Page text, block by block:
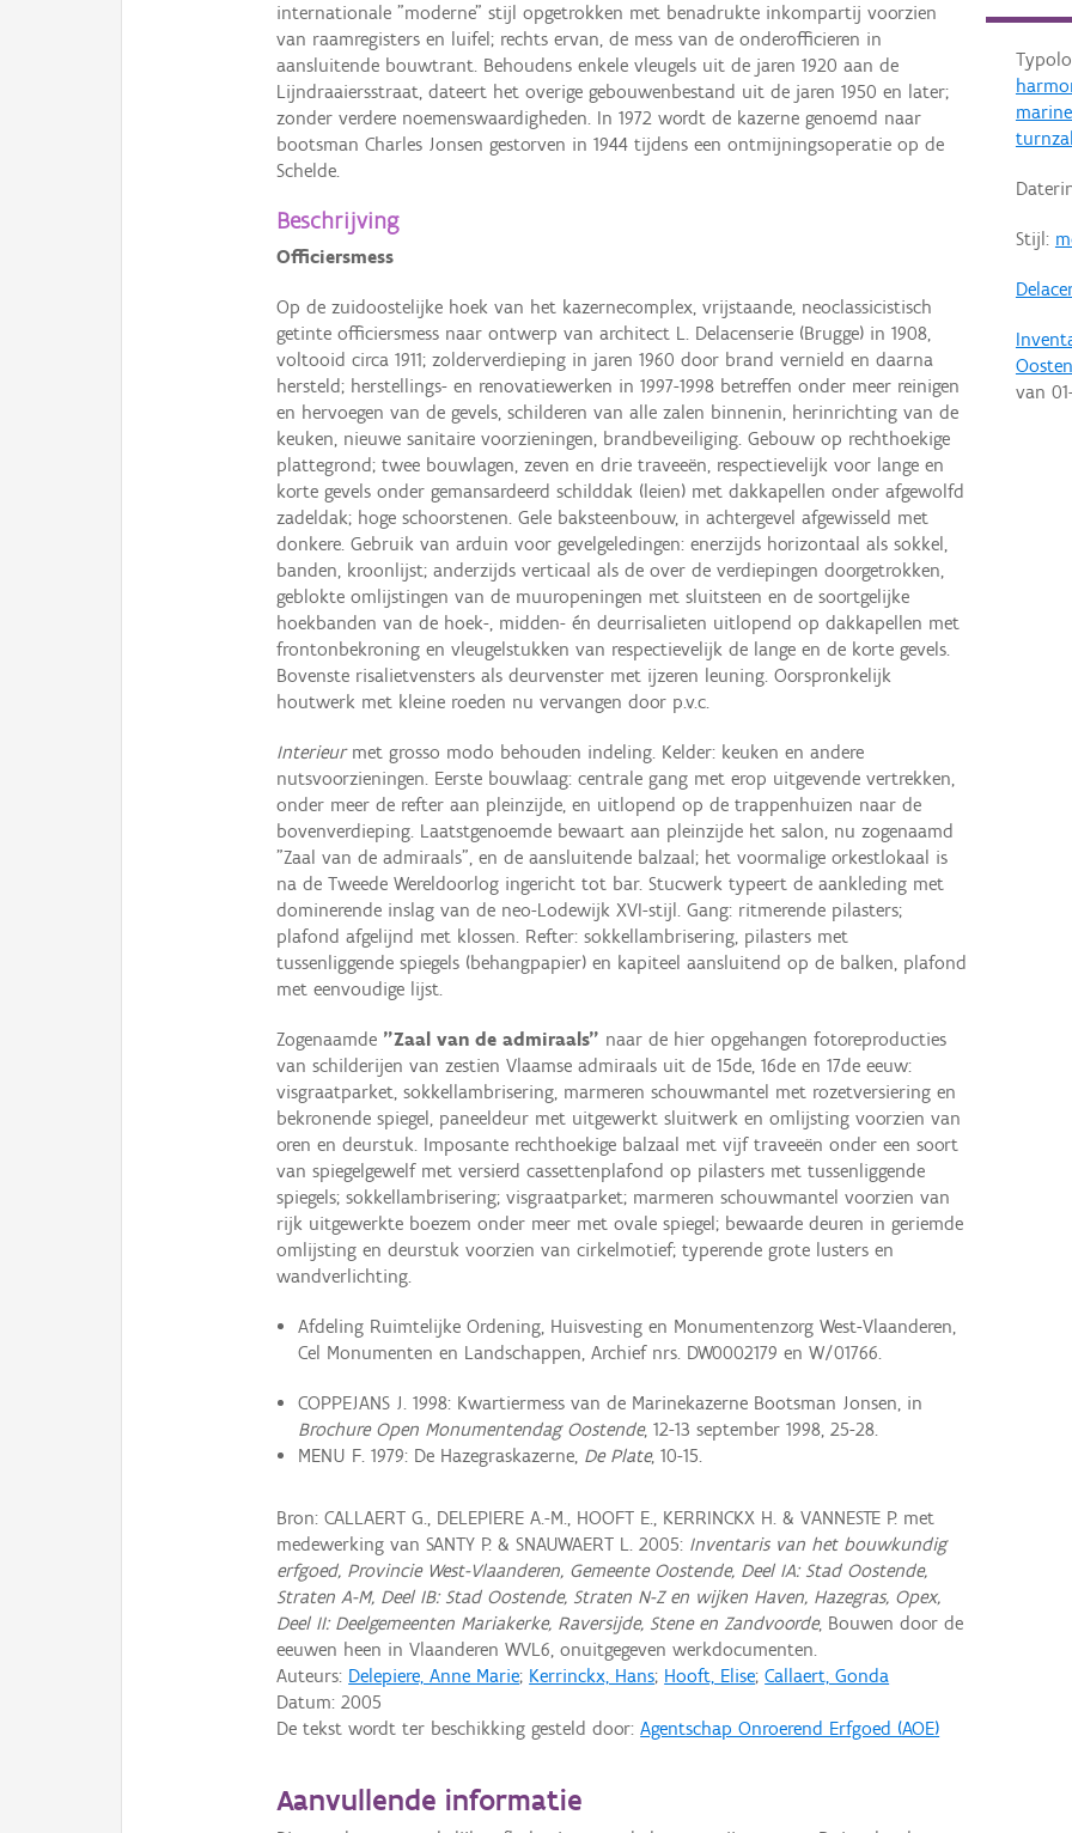
Stijl:
van
internationale "moderne" stijl opgetrokken met benadrukte inkompartij voorzien
van raamregisters en luifel; rechts ervan, de mess van de onderofficieren in
aansluitende bouwtrant. Behoudens enkele vleugels uit de jaren 1920 aan de
Lijndraaiersstraat, dateert het overige gebouwenbestand uit de jaren 1950 en later;
zonder verdere noemenswaardigheden. In 1972 wordt de kazerne genoemd naar
bootsman Charles Jonsen gestorven in 1944 tijdens een ontmijningsoperatie op de
Schelde.
Beschrijving
Officiersmess
Op de zuidoostelijke hoek van het kazernecomplex, vrijstaande, neoclassicistisch
getinte officiersmess naar ontwerp van architect L. Delacenserie (Brugge) in 1908,
voltooid circa 1911; zolderverdieping in jaren 1960 door brand vernield en daarna
hersteld; herstellings- en renovatiewerken in 1997-1998 betreffen onder meer reinigen
en hervoegen van de gevels, schilderen van alle zalen binnenin, herinrichting van de
keuken, nieuwe sanitaire voorzieningen, brandbeveiliging. Gebouw op rechthoekige
plattegrond; twee bouwlagen, zeven en drie traveeën, respectievelijk voor lange en
korte gevels onder gemansardeerd schilddak (leien) met dakkapellen onder afgewolfd
zadeldak; hoge schoorstenen. Gele baksteenbouw, in achtergevel afgewisseld met
donkere. Gebruik van arduin voor gevelgeledingen: enerzijds horizontaal als sokkel,
banden, kroonlijst; anderzijds verticaal als de over de verdiepingen doorgetrokken,
geblokte omlijstingen van de muuropeningen met sluitsteen en de soortgelijke
hoekbanden van de hoek-, midden- én deurrisalieten uitlopend op dakkapellen met
frontonbekroning en vleugelstukken van respectievelijk de lange en de korte gevels.
Bovenste risalietvensters als deurvenster met ijzeren leuning. Oorspronkelijk
houtwerk met kleine roeden nu vervangen door p.v.c.
Interieurmet grosso modo behouden indeling. Kelder: keuken en andere
nutsvoorzieningen. Eerste bouwlaag: centrale gang met erop uitgevende vertrekken,
onder meer de refter aan pleinzijde, en uitlopend op de trappenhuizen naar de
bovenverdieping. Laatstgenoemde bewaart aan pleinzijde het salon, nu zogenaamd
"Zaal van de admiraals", en de aansluitende balzaal; het voormalige orkestlokaal is
na de Tweede Wereldoorlog ingericht tot bar. Stucwerk typeert de aankleding met
dominerende inslag van de neo-Lodewijk XVI-stijl. Gang: ritmerende pilasters;
plafond afgelijnd met klossen. Refter: sokkellambrisering, pilasters met
tussenliggende spiegels (behangpapier) en kapiteel aansluitend op de balken, plafond
met eenvoudige lijst.
Zogenaamde "Zaal van de admiraals" naar de hier opgehangen fotoreproducties
van schilderijen van zestien Vlaamse admiraals uit de 15de, 16de en 17de eeuw:
visgraatparket, sokkellambrisering, marmeren schouwmantel met rozetversiering en
bekronende spiegel, paneeldeur met uitgewerkt sluitwerk en omlijsting voorzien van
oren en deurstuk. Imposante rechthoekige balzaal met vijf traveeën onder een soort
van spiegelgewelf met versierd cassettenplafond op pilasters met tussenliggende
spiegels; sokkellambrisering; visgraatparket; marmeren schouwmantel voorzien van
rijk uitgewerkte boezem onder meer met ovale spiegel; bewaarde deuren in geriemde
omlijsting en deurstuk voorzien van cirkelmotief; typerende grote lusters en
wandverlichting.
Afdeling Ruimtelijke Ordening, Huisvesting en Monumentenzorg West-Vlaanderen,
Cel Monumenten en Landschappen, Archief nrs. DW0002179 en W/01766.
COPPEJANS J. 1998: Kwartiermess van de Marinekazerne Bootsman Jonsen, in
Brochure Open Monumentendag Oostende, 12-13 september 1998, 25-28.
MENU F. 1979: De Hazegraskazerne, De Plate, 10-15.
Bron: CALLAERT G., DELEPIERE A.-M., HOOFT E., KERRINCKX H. & VANNESTE P. met
medewerking van SANTY P. & SNAUWAERT L. 2005: Inventaris van het bouwkundig
erfgoed, Provincie West-Vlaanderen, Gemeente Oostende, Deel IA: Stad Oostende,
Straten A-M, Deel IB: Stad Oostende, Straten N-Z en wijken Haven, Hazegras, Opex,
Deel II: Deelgemeenten Mariakerke, Raversijde, Stene en Zandvoorde, Bouwen door de
eeuwen heen in Vlaanderen WVL6, onuitgegeven werkdocumenten.
Auteurs: Delepiere, Anne Marie; Kerrinckx, Hans; Hooft, Elise;Callaert, Gonda
Datum:2005
De tekst wordt ter beschikking gesteld door:Agentschap Onroerend Erfgoed (AOE)
Aanvullende informatie